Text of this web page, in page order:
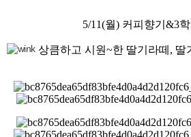
5/11(월) 커피향기&3
상큼하고 시원~한 딸기라떼, 딸